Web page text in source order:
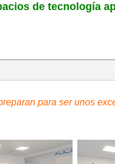
de tecnología
para ser unos